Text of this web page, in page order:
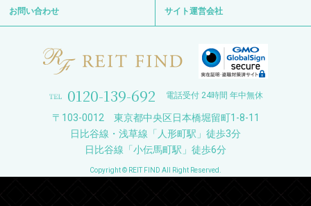
お問い合わせ サイト運営会社
0120-139-692 電話受付 24時間 年中無休
〒103-0012 東京都中央区日本橋堀留町1-8-11
日比谷線・浅草線「人形町駅」徒歩3分
日比谷線「小伝馬町駅」徒歩6分
Copyright © REIT FIND All Right Reserved.